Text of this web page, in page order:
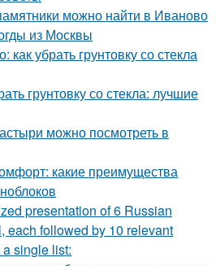
можно найти в Иваново
из Москвы
как убрать грунтовку со стекла
грунтовку со стекла: лучшие
можно посмотреть в
какие преимущества
presentation of 6 Russian
each followed by 10 relevant
single list: